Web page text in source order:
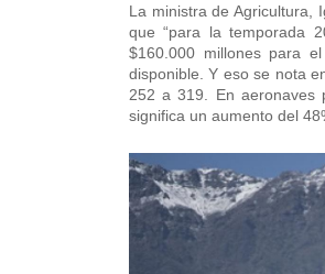
La ministra de Agricultura,
que “para la temporada
$160.000 millones para
disponible. Y eso se nota
252 a 319. En aeronaves
significa un aumento del